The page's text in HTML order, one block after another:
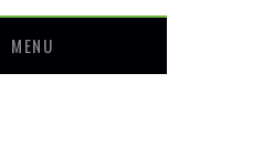
MENU